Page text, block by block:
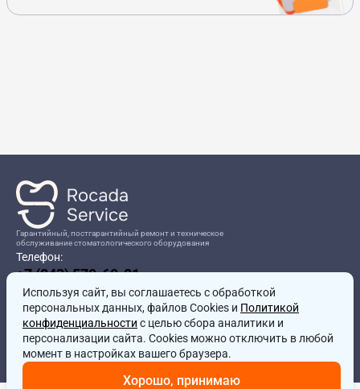
Гарантийный, постгарантийный ремонт и техническое
обслуживание стоматологического оборудования
Телефон:
+7 (843) 570-60-81
Режим работы:8:00-17:00
Адрес:
г.Казань, ул.Проспект Победы, д.204в
Почта:
service@rocadamed.ru
Используя сайт, вы соглашаетесь с обработкой
персональных данных, файлов Cookies и Политикой
конфиденциальности с целью сбора аналитики и
персонализации сайта. Cookies можно отключить в любой
момент в настройках вашего браузера.
Хорошо, принимаю